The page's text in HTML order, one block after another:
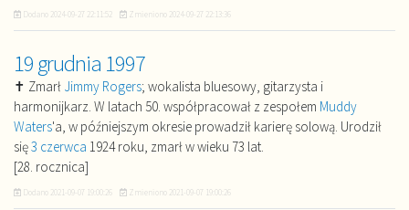
Dodano 2024-09-27 22:11:52 Zmieniono 2024-09-27 22:13:36
19 grudnia 1997
✝ Zmarł Jimmy Rogers; wokalista bluesowy, gitarzysta i
harmonijkarz. W latach 50. współpracował z zespołem Muddy
Waters'a, w późniejszym okresie prowadził karierę solową. Urodził
się3 czerwca 1924 roku, zmarł w wieku 73 lat.
[28. rocznica]
Dodano 2021-09-07 19:00:26 Zmieniono 2021-09-07 19:00:26